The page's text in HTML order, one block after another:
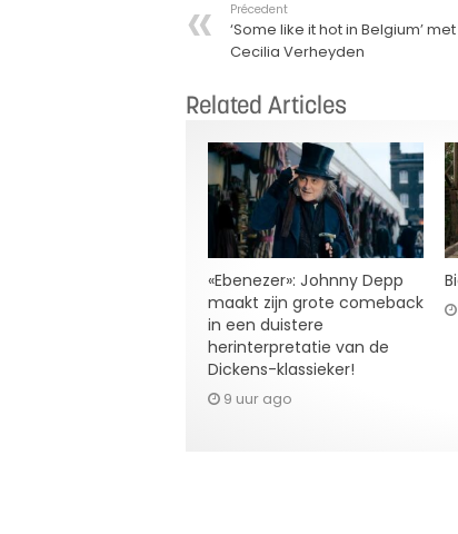
Précedent
‘Some like it hot in Belgium’ met
Cecilia Verheyden
Related Articles
«Ebenezer»: Johnny Depp
maakt zijn grote comeback
in een duistere
herinterpretatie van de
Dickens-klassieker!
9 uur ago